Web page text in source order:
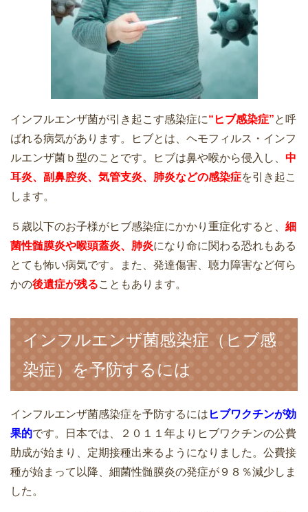
インフルエンザ菌が引き起こす感染症に“ヒブ感染症”と呼
ばれる病気があります。ヒブとは、ヘモフィルス・インフ
ルエンザ菌ｂ型のことです。ヒブは鼻や喉から侵入し、 中
耳炎、副鼻腔炎、気管支炎、肺炎などの感染症を引き起こ
します。
５歳以下のお子様がヒブ感染症にかかり重症化すると、 細
菌性髄膜炎や喉頭蓋炎、肺炎になり命に関わる恐れもある
とても怖い病気です。また、発達傷害、聴力障害など何ら
かの後遺症が残ることもあります。
インフルエンザ菌感染症（ヒブ感
染症）を予防するには
インフルエンザ菌感染症を予防するには ヒブワクチンが効
果的です。日本では、２０１１年よりヒブワクチンの公費
助成が始まり、定期接種出来るようになりました。公費接
種が始まって以降、細菌性髄膜炎の発症が９８％減少しま
した。